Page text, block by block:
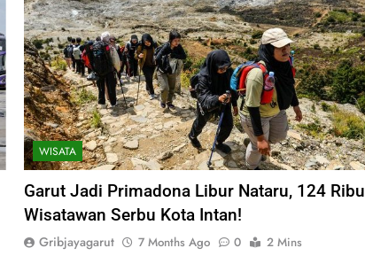
WISATA
Garut Jadi Primadona Libur Nataru, 124 Ribu
Wisatawan Serbu Kota Intan!
Gribjayagarut 7 Months Ago 0
2 Mins